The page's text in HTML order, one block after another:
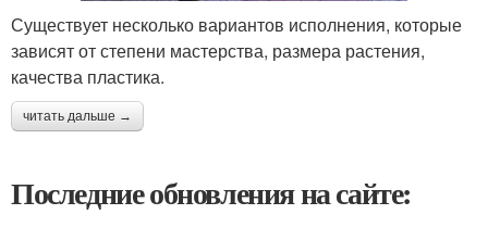
Существует несколько вариантов исполнения, которые
зависят от степени мастерства, размера растения,
качества пластика.
читать дальше →
Последние обновления на сайте: